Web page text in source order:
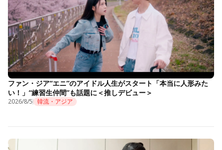
ファン・ジア“エニ”のアイドル人生がスタート「本当に人形みた
い！」“練習生仲間”も話題に＜推しデビュー＞
2026/8/5 韓流・アジア